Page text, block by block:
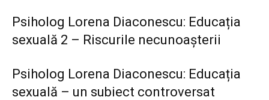
Psiholog Lorena Diaconescu: Educația
sexuală 2 – Riscurile necunoașterii
Psiholog Lorena Diaconescu: Educația
sexuală – un subiect controversat